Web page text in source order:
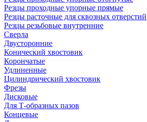
Резцы проходные упорные прямые
Резцы расточные для сквозных отверстий
Резцы резьбовые внутренние
Сверла
Двусторонние
Конический хвостовик
Корончатые
Удлиненные
Цилиндрический хвостовик
Фрезы
Дисковые
Для Т-образных пазов
Концевые